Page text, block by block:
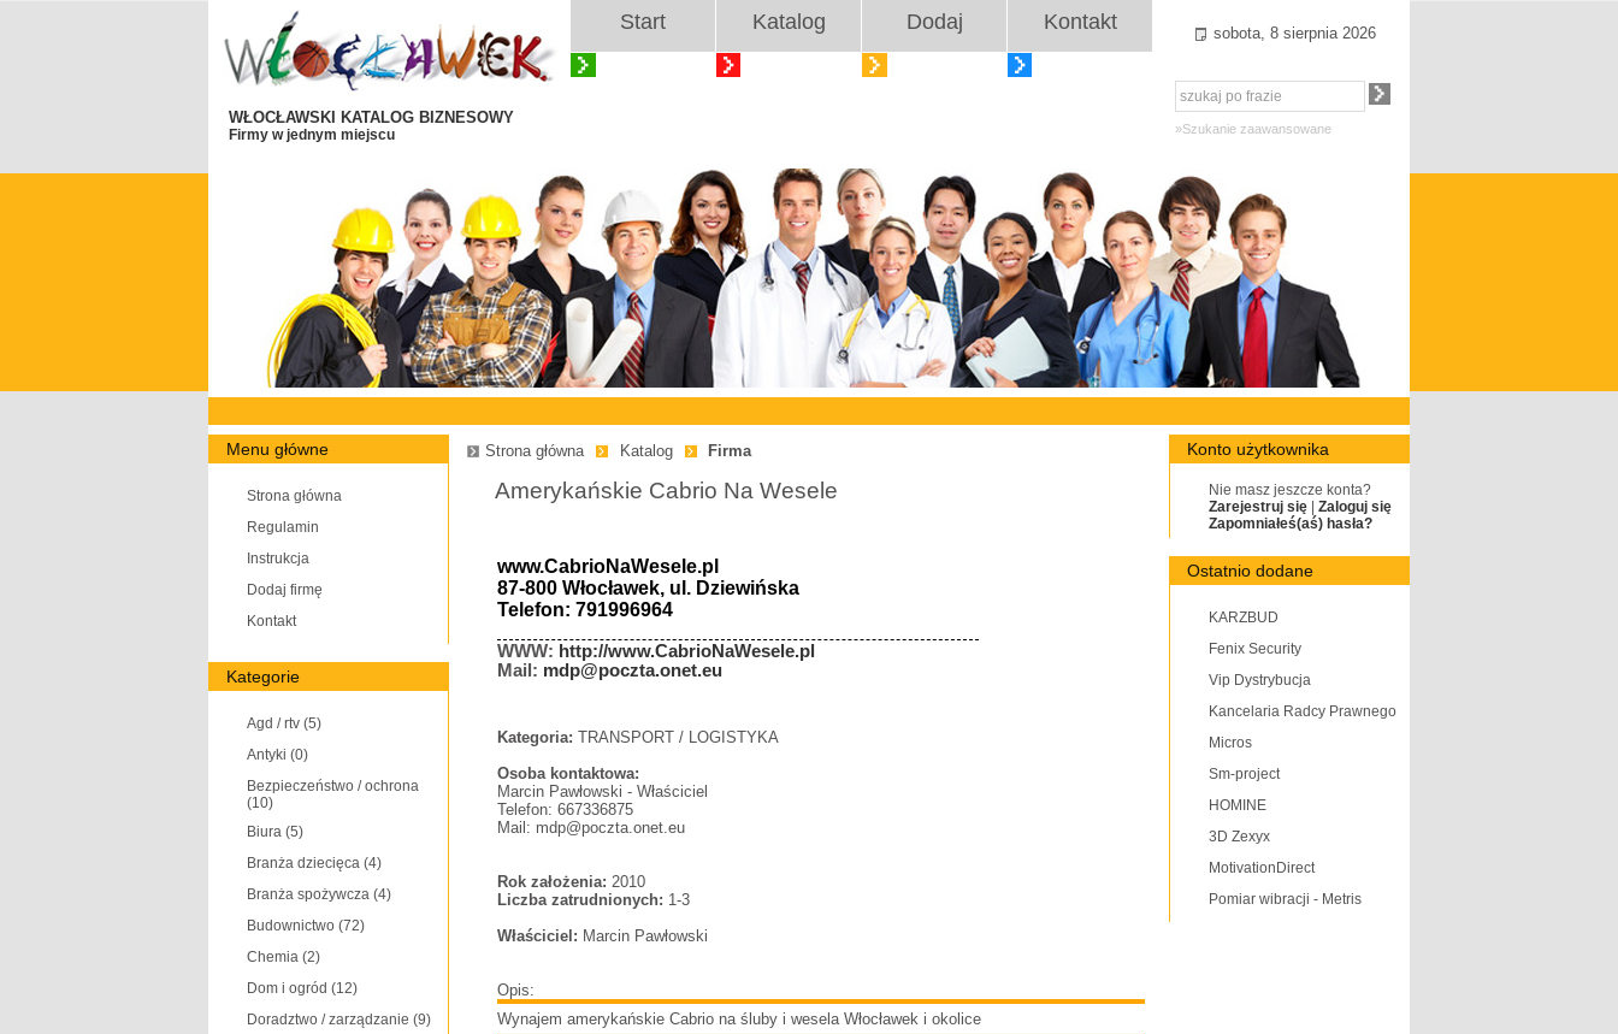
WŁOCŁAWSKI KATALOG BIZNESOWY
Firmy w jednym miejscu
Start Katalog Dodaj Kontakt sobota, 8 sierpnia 2026
»Szukanie zaawansowane
Menu główne
Strona główna
Regulamin
Instrukcja
Dodaj firmę
Kontakt
Kategorie
Agd / rtv (5)
Antyki (0)
Bezpieczeństwo / ochrona
(10)
Biura (5)
Branża dziecięca (4)
Branża spożywcza (4)
Budownictwo (72)
Chemia (2)
Dom i ogród (12)
Doradztwo / zarządzanie (9)
Strona główna Katalog Firma
Amerykańskie Cabrio Na Wesele
www.CabrioNaWesele.pl
87-800 Włocławek, ul. Dziewińska
Telefon: 791996964
WWW: http://www.CabrioNaWesele.pl
Mail: mdp@poczta.onet.eu
Kategoria: TRANSPORT / LOGISTYKA
Osoba kontaktowa:
Marcin Pawłowski - Właściciel
Telefon: 667336875
Mail: mdp@poczta.onet.eu
Rok założenia: 2010
Liczba zatrudnionych: 1-3
Właściciel: Marcin Pawłowski
Opis:
Wynajem amerykańskie Cabrio na śluby i wesela Włocławek i okolice
Konto użytkownika
Nie masz jeszcze konta?
Zarejestruj się
Zaloguj się
Zapomniałeś(aś) hasła?
Ostatnio dodane
KARZBUD
Fenix Security
Vip Dystrybucja
Kancelaria Radcy Prawnego
Micros
Sm-project
HOMINE
3D Zexyx
MotivationDirect
Pomiar wibracji - Metris